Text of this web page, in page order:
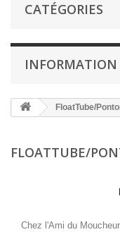
CATÉGORIES
INFORMATION
FloatTube/
FLOATTUBE/
Chez l'Ami du